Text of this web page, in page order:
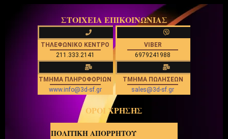
ΣΤΟΙΧΕΙΑ ΕΠΙΚΟΙΝΩΝΙΑΣ
ΤΗΛΕΦΩΝΙΚΟ ΚΕΝΤΡΟ
211.333.2141
VIBER
6979241988
ΤΜΗΜΑ ΠΛΗΡΟΦΟΡΙΩΝ
www.info@3d-sf.gr
ΤΜΗΜΑ ΠΩΛΗΣΕΩΝ
sales@3d-sf.gr
ΟΡΟΙ ΧΡΗΣΗΣ
ΠΟΛΙΤΙΚΗ ΑΠΟΡΡΗΤΟΥ